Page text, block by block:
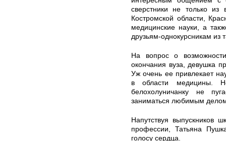
сверстники не только
Костромской области,
медицинские науки, а
друзьям-однокурсникам из
На вопрос о
окончания вуза, девушка
Уж очень ее привлекает
в области медицины.
белохолуничанку не
заниматься любимым
Напутствуя выпускников
профессии, Татьяна
голосу сердца.